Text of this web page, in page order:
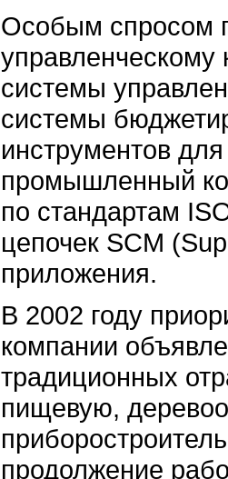
Особым спросом
управленческому
системы
системы
инструментов
промышленный
по стандартам
цепочек SCM
приложения.
В 2002 году
компании
традиционных
пищевую,
продолжение